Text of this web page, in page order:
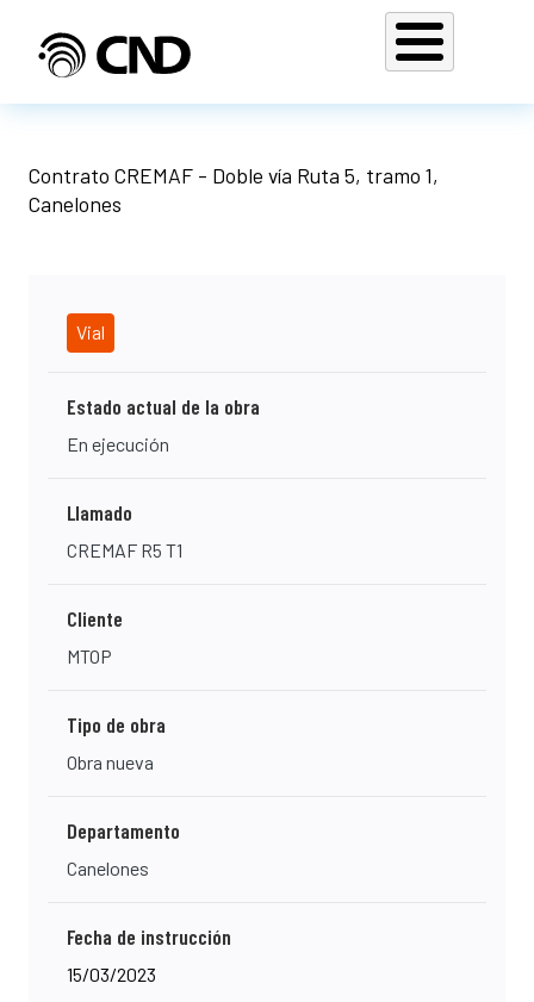
Contrato CREMAF - Doble vía Ruta 5, tramo 1,
Canelones
Vial
Estado actual de la obra
En ejecución
Llamado
CREMAF R5 T1
Cliente
MTOP
Tipo de obra
Obra nueva
Departamento
Canelones
Fecha de instrucción
15/03/2023